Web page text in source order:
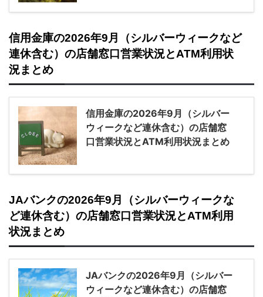
信用金庫の2026年9月（シルバーウィークなど
連休含む）の店舗窓口営業状況とATM利用状
況まとめ
信用金庫の2026年9月（シルバー
ウィークなど連休含む）の店舗窓
口営業状況とATM利用状況まとめ
JAバンクの2026年9月（シルバーウィークな
ど連休含む）の店舗窓口営業状況とATM利用
状況まとめ
JAバンクの2026年9月（シルバー
ウィークなど連休含む）の店舗窓